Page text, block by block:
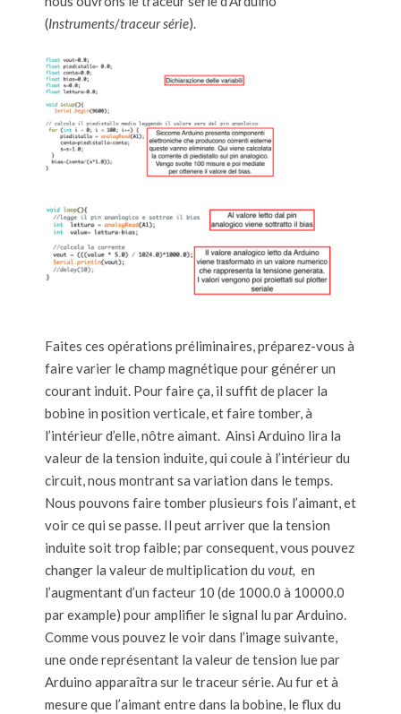
(Instruments/traceur série).
Faites ces opérations préliminaires, préparez-vous à
faire varier le champ magnétique pour générer un
courant induit. Pour faire ça, il suffit de placer la
bobine in position verticale, et faire tomber, à
l’intérieur d’elle, nôtre aimant. Ainsi Arduino lira la
valeur de la tension induite, qui coule à l’intérieur du
circuit, nous montrant sa variation dans le temps.
Nous pouvons faire tomber plusieurs fois l’aimant, et
voir ce qui se passe. Il peut arriver que la tension
induite soit trop faible; par consequent, vous pouvez
changer la valeur de multiplication du vout, en
l’augmentant d’un facteur 10 (de 1000.0 à 10000.0
par example) pour amplifier le signal lu par Arduino.
Comme vous pouvez le voir dans l’image suivante,
une onde représentant la valeur de tension lue par
Arduino apparaîtra sur le traceur série. Au fur et à
mesure que l’aimant entre dans la bobine, le flux du